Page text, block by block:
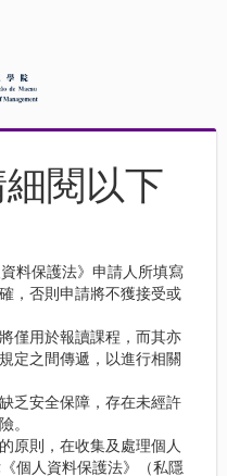
閱以下
料保護法》申請人所填寫
，否則申請將不獲接受或
僅用於報讀課程，而其亦
定之間傳遞，以進行相關
乏安全保障，存在未經許
。
原則，在收集及處理個人
個人資料保護法》（私隱